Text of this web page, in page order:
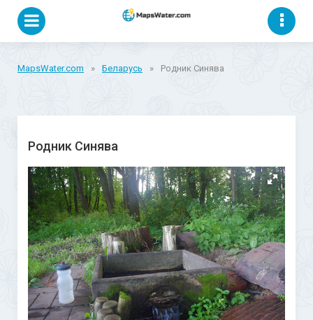
MapsWater.com » Беларусь » Родник Синява
Родник Синява